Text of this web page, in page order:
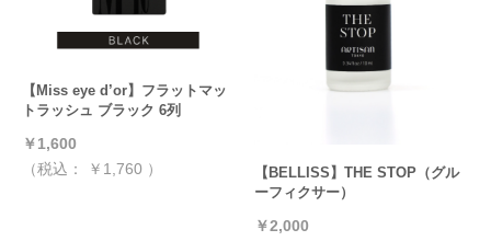
【Miss eye d’or】フラットマッ
トラッシュ ブラック 6列
￥1,600
（税込：
￥1,760 ）
【BELLISS】THE STOP（グル
ーフィクサー）
￥2,000